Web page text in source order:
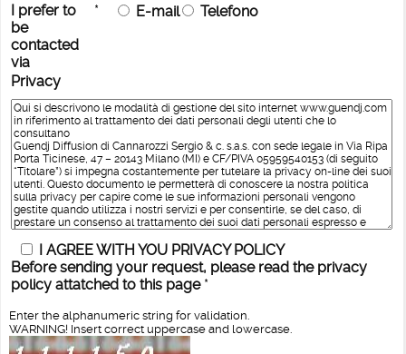
I prefer to
be
contacted
via
* E-mail Telefono
Privacy
I AGREE WITH YOU PRIVACY POLICY
Before sending your request, please read the privacy
policy attatched to this page *
Enter the alphanumeric string for validation.
WARNING! Insert correct uppercase and lowercase.